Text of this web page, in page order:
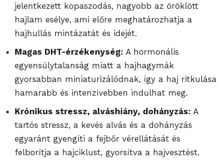
jelentkezett kopaszodás, nagyobb az öröklött
hajlam esélye, ami előre meghatározhatja a
hajhullás mintázatát és idejét.
Magas DHT-érzékenység: A hormonális
egyensúlytalanság miatt a hajhagymák
gyorsabban miniaturizálódnak, így a haj ritkulása
hamarabb és intenzívebben indulhat meg.
Krónikus stressz, alváshiány, dohányzás: A
tartós stressz, a kevés alvás és a dohányzás
egyaránt gyengíti a fejbőr vérellátását és
felborítja a hajciklust, gyorsítva a hajvesztést.